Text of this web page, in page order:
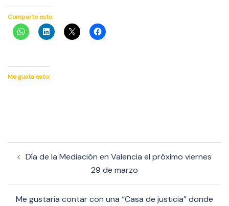
Comparte esto:
Me gusta esto:
de Día de la Mediación en Valencia el próximo viernes
29 de marzo
Me gustaría contar con una “Casa de justicia” donde